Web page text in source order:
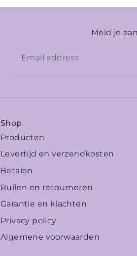
Meld je
Shop
Producten
Levertijd en verzendkosten
Betalen
Ruilen en retourneren
Garantie en klachten
Privacy policy
Algemene voorwaarden